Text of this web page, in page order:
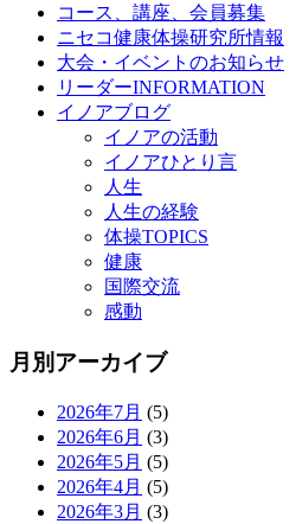
コース、講座、会員募集
ニセコ健康体操研究所情報
大会・イベントのお知らせ
リーダーINFORMATION
イノアブログ
イノアの活動
イノアひとり言
人生
人生の経験
体操TOPICS
健康
国際交流
感動
月別アーカイブ
2026年7月 (5)
2026年6月 (3)
2026年5月 (5)
2026年4月 (5)
2026年3月 (3)